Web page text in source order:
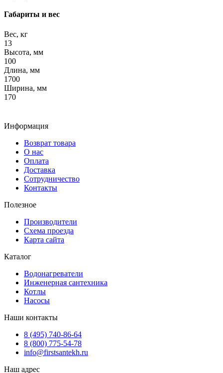
Габариты и вес
Вес, кг
13
Высота, мм
100
Длина, мм
1700
Ширина, мм
170
Информация
Возврат товара
О нас
Оплата
Доставка
Сотрудничество
Контакты
Полезное
Производители
Схема проезда
Карта сайта
Каталог
Водонагреватели
Инженерная сантехника
Котлы
Насосы
Наши контакты
8 (495) 740-86-64
8 (800) 775-54-78
info@firstsantekh.ru
Наш адрес